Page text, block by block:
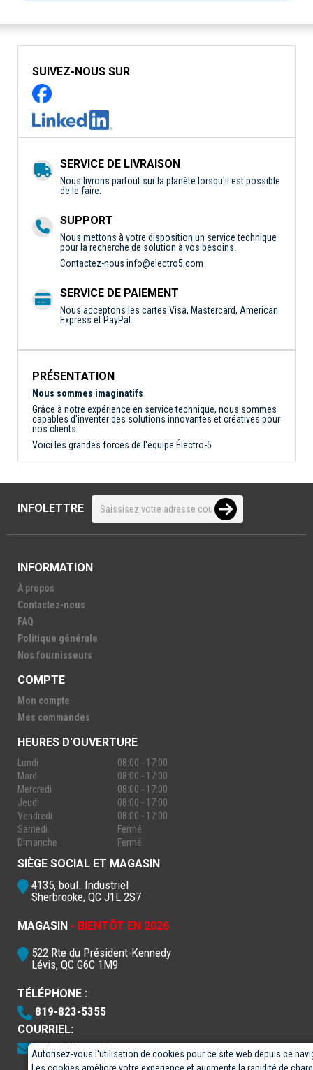
Autorisez-vous l'utilisation de cookies pour ce site web depuis ce
SUIVEZ-NOUS SUR
SERVICE DE LIVRAISON
Nous livrons partout sur la planète lorsqu'il est possible
de le faire.
SUPPORT
Nous mettons à votre disposition un service technique
pour la recherche de solution à vos besoins.
Contactez-nous info@electro5.com
SERVICE DE PAIEMENT
Nous acceptons les cartes Visa, Mastercard, American
Express et PayPal.
PRÉSENTATION
Nous sommes imaginatifs
Grâce à notre expérience en service technique, nous sommes
capables d'inventer des solutions innovantes et créatives pour
nos clients.
Voici les grandes forces de l'équipe Électro-5
INFOLETTRE
INFORMATION
À propos
Contactez-nous
FAQ
Politique générale
Nos fournisseurs
COMPTE
Mon compte
Mes commandes
HEURES D'OUVERTURE
Lundi
08:00 - 17:00
Mardi
08:00 - 17:00
Mercredi
08:00 - 17:00
Jeudi
08:00 - 17:00
Vendredi
08:00 - 17:00
Samedi
Fermé
Dimanche
Fermé
SIÈGE SOCIAL ET MAGASIN
4135, boul. Industriel
Sherbrooke, QC J1L 2S7
MAGASIN - BIENTÔT EN 2026
522 Rte du Président-Kennedy
Lévis, QC G6C 1M9
TÉLÉPHONE :
819-823-5355
COURRIEL:
info@electro5.com